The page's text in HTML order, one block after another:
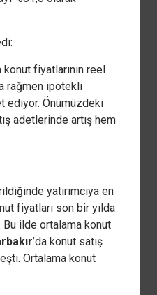
fiyatlarının reel
rağmen ipotekli
ediyor. Önümüzdeki
adetlerinde artış hem
yatırımcıya en
fiyatları son bir yılda
Bu ilde ortalama konut
’da konut satış
Ortalama konut